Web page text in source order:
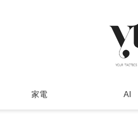
家電 AI